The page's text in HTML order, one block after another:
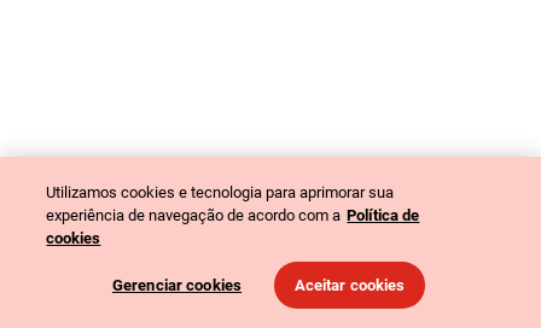
Utilizamos cookies e tecnologia para aprimorar sua
experiência de navegação de acordo com a Política de
cookies
Gerenciar cookies Aceitar cookies